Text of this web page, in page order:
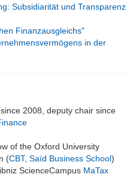
Subsidiarität und Transparenz
Finanzausgleichs"
in der
2008, deputy chair since
of the Oxford University
(CBT, Saïd Business School)
ScienceCampus MaTax